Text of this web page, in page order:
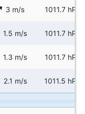
3 m/s 1011.7 hPa
1.5 m/s 1011.7 hPa
1.3 m/s 1011.7 hPa
2.1 m/s 1011.5 hPa